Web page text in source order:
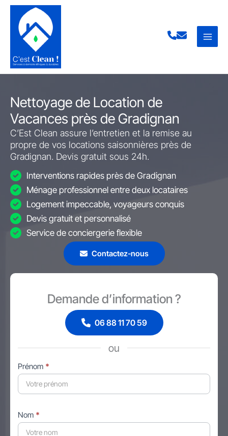
Aller
contenu
Nettoyage de Location de
Vacances près de Gradignan
C’Est Clean assure l’entretien et la remise au
propre de vos locations saisonnières près de
Gradignan. Devis gratuit sous 24h.
Interventions rapides près de Gradignan
Ménage professionnel entre deux locataires
Logement impeccable, voyageurs conquis
Devis gratuit et personnalisé
Service de conciergerie flexible
Contactez-nous
Demande d’information ?
06 88 11 70 59
ou
Formulaire
simple
avec
Prénom *
Nom *